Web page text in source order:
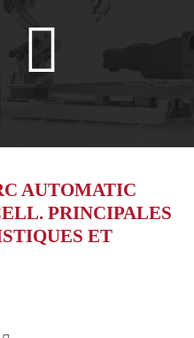
AUTOMATIC
PRINCIPALES
ET